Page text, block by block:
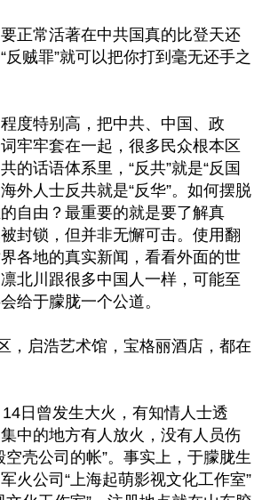
正常活著在中共国真的比登天还
反贼罪”就可以把你打到毫无还手之
度特别高，把中共、中国、政
牢牢套在一起，很多民众根本区
的话语体系里，“反共”就是“反国
海外人士反共就是“反华”。如何摆脱
自由？最重要的就是要了解真
封锁，但并非无懈可击。使用翻
各地的真实新闻，看看外面的世
北川跟很多中国人一样，可能至
给于朦胧一个公道。
，启浩艺术馆，宝格丽酒店，都在
日曾发生大火，有知情人士透
中的地方有人放火，没有人员伤
空壳公司的帐”。事实上，于朦胧生
火公司“上海起萌影视文化工作室”